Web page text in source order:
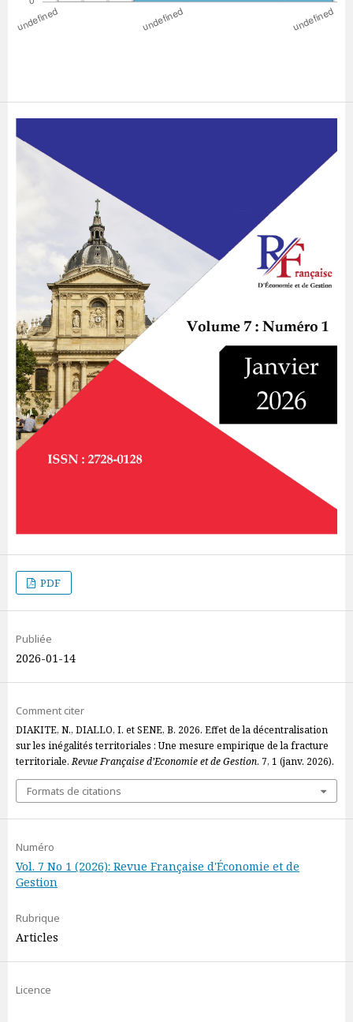
PDF
Publiée
2026-01-14
Comment citer
DIAKITE, N., DIALLO, I. et SENE, B. 2026. Effet de la décentralisation
sur les inégalités territoriales : Une mesure empirique de la fracture
territoriale.Revue Française d’Economie et de Gestion. 7, 1 (janv. 2026).
Formats de citations
Numéro
Vol. 7 No 1 (2026): Revue Française d'Économie et de
Gestion
Rubrique
Articles
Licence